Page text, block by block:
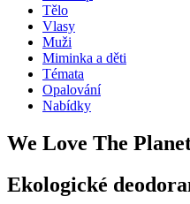
Tělo
Vlasy
Muži
Miminka a děti
Témata
Opalování
Nabídky
We Love The
Ekologické